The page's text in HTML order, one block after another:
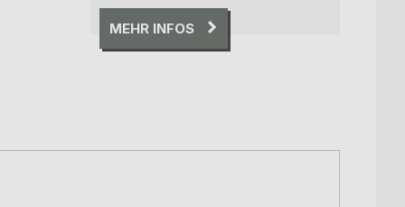
MEHR INFOS